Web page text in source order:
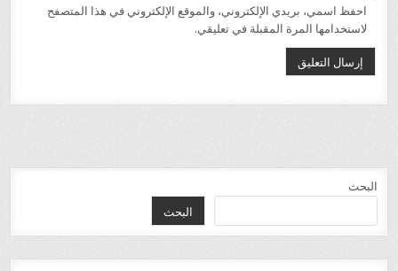
احفظ اسمي، بريدي الإلكتروني، والموقع الإلكتروني في هذا المتصفح
لاستخدامها المرة المقبلة في تعليقي.
البحث
البحث